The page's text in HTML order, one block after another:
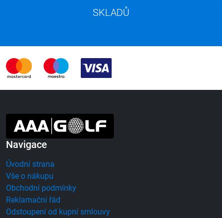
SKLADŮ
Navigace
Úvodní strana
Vše o nákupu
Obchodní podmínky
Reklamační řád
Odstoupení od kupní smlouvy